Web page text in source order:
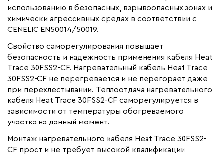
Промышленный обогрев
Максимальная температура(C)
Тип кабеля саморегулирующийся
Коллекция FSS
Материал Фторполимер
Минимальный радиус изгиба (мм)
использованию в безопасных, взрывоопасных зонах и
химически агрессивных средах в соответствии с
CENELIC EN50014/50019.
Свойство саморегулирования повышает
безопасность и надежность применения кабеля Heat
Trace 30FSS2-CF. Нагревательный кабель Heat Trace
30FSS2-CF не перегревается и не перегорает даже
при перехлестывании. Теплоотдача нагревательного
кабеля Heat Trace 30FSS2-CF саморегулируется в
зависимости от температуры обогреваемого
участка на данный момент.
Монтаж нагревательного кабеля Heat Trace 30FSS2-
CF прост и не требует высокой квалификации